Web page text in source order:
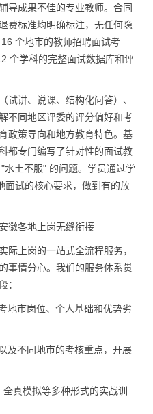
导成果不佳的专业教师。合同
费标准均明确标注，无任何隐
个地市的教师招聘面试考
个学科的完整面试数据库和评
试讲、说课、结构化问答）、
不同地区评委的评分偏好和考
政策导向和地方教育特色。基
都专门编写了针对性的面试教
水土不服" 的问题。学员通过学
面试的核心要求，做到有的放
徽各地上岗无缝衔接
际上岗的一站式全流程服务，
事情分心。我们的服务体系贯
：
市岗位、个人基础和优势劣
不同地市的考核重点，开展
模拟等多种形式的实战训